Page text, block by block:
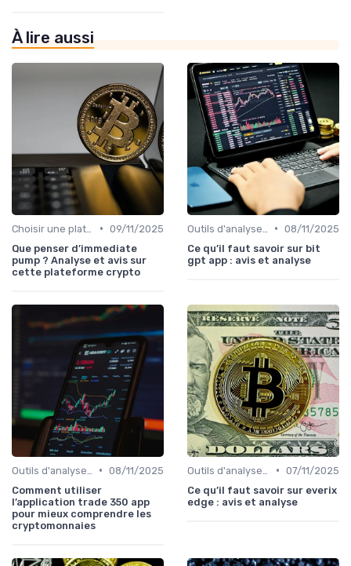
À lire aussi
• 09/11/2025
Que penser d’immediate
pump ? Analyse et avis sur
cette plateforme crypto
• 08/11/2025
Ce qu’il faut savoir sur bit
gpt app : avis et analyse
• 08/11/2025
Comment utiliser
l’application trade 350 app
pour mieux comprendre les
cryptomonnaies
• 07/11/2025
Ce qu’il faut savoir sur everix
edge : avis et analyse